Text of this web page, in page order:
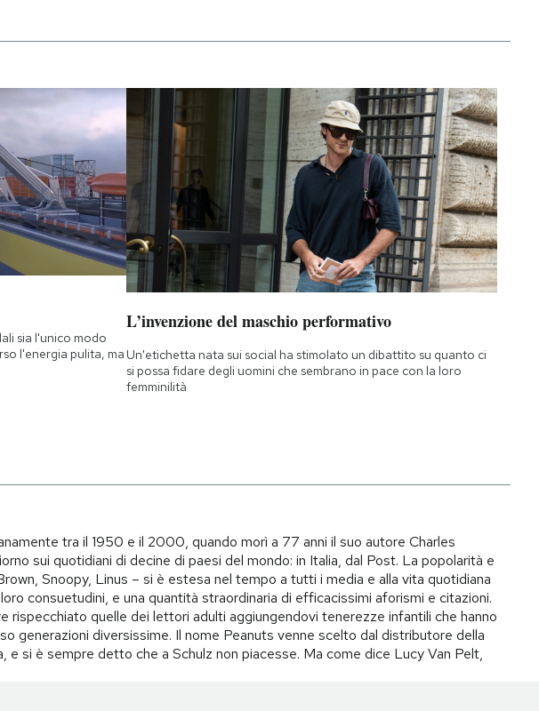
sia l'unico modo
l'energia pulita, ma
L’invenzione del maschio performativo
Un'etichetta nata sui social ha stimolato un dibattito su quanto ci
si possa fidare degli uomini che sembrano in pace con la loro
femminilità
tra il 1950 e il 2000, quando morì a 77 anni il suo autore Charles
sui quotidiani di decine di paesi del mondo: in Italia, dal Post. La popolarità e
Snoopy, Linus – si è estesa nel tempo a tutti i media e alla vita quotidiana
consuetudini, e una quantità straordinaria di efficacissimi aforismi e citazioni.
rispecchiato quelle dei lettori adulti aggiungendovi tenerezze infantili che hanno
generazioni diversissime. Il nome Peanuts venne scelto dal distributore della
e si è sempre detto che a Schulz non piacesse. Ma come dice Lucy Van Pelt,